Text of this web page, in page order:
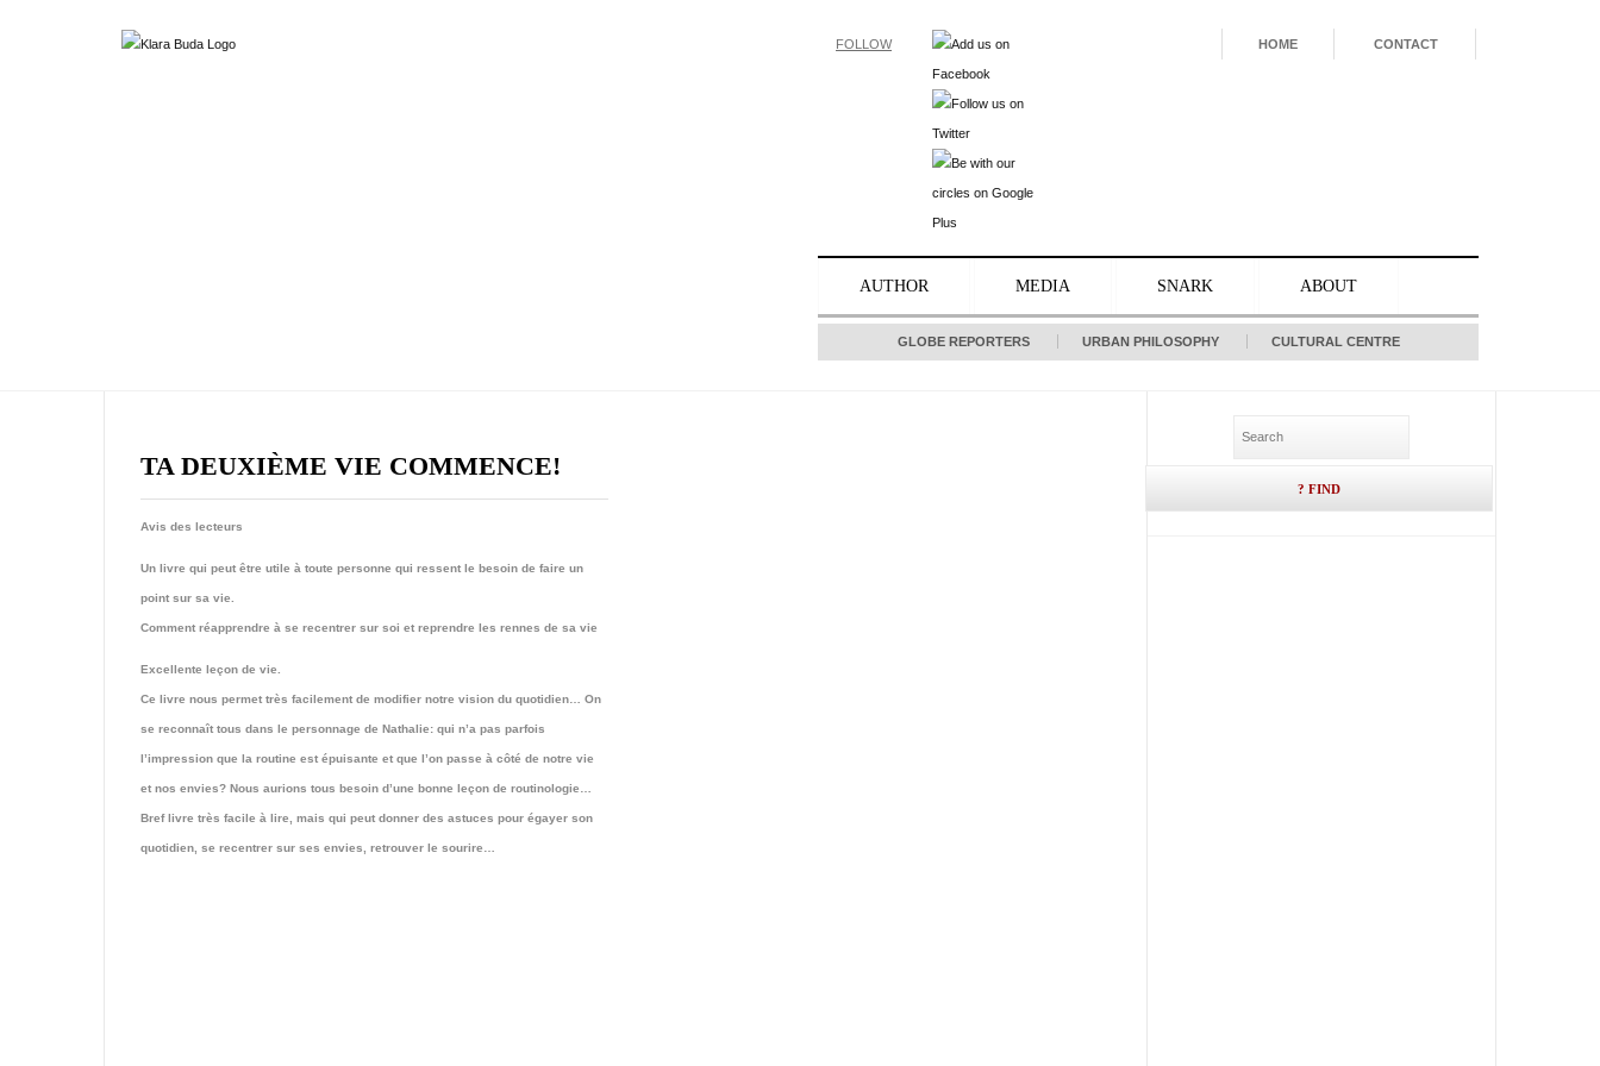
FOLLOW HOME CONTACT
AUTHOR MEDIA SNARK ABOUT
GLOBE REPORTERS URBAN PHILOSOPHY CULTURAL CENTRE
TA DEUXIÈME VIE COMMENCE!
Avis des lecteurs
Un livre qui peut être utile à toute personne qui ressent le besoin de faire un
point sur sa vie.
Comment réapprendre à se recentrer sur soi et reprendre les rennes de sa vie
Excellente leçon de vie.
Ce livre nous permet très facilement de modifier notre vision du quotidien… On
se reconnaît tous dans le personnage de Nathalie: qui n’a pas parfois
l’impression que la routine est épuisante et que l’on passe à côté de notre vie
et nos envies? Nous aurions tous besoin d’une bonne leçon de routinologie…
Bref livre très facile à lire, mais qui peut donner des astuces pour égayer son
quotidien, se recentrer sur ses envies, retrouver le sourire…